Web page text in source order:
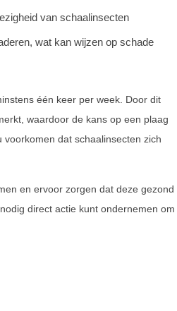
van schaalinsecten
wat kan wijzen op schade
één keer per week. Door dit
waardoor de kans op een plaag
dat schaalinsecten zich
en ervoor zorgen dat deze gezond
direct actie kunt ondernemen om